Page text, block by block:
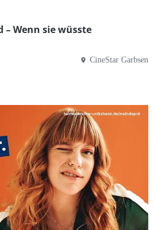
– Wenn sie wüsste
CineStar Garbsen